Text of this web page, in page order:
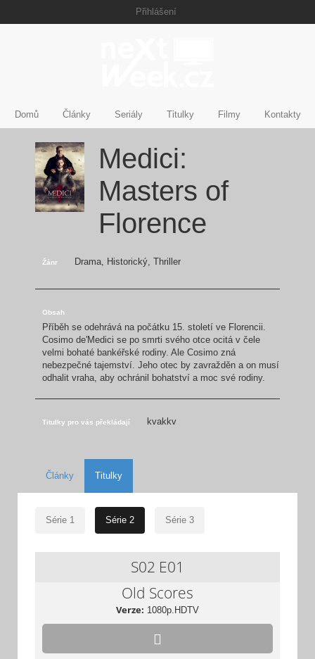
Přihlášení
Domů Články Seriály Titulky Filmy Kontakty
Medici:
Masters of
Florence
Žánr Drama, Historický, Thriller
Obsah
Příběh se odehrává na počátku 15. století ve Florencii.
Cosimo de'Medici se po smrti svého otce ocitá v čele
velmi bohaté bankéřské rodiny. Ale Cosimo zná
nebezpečné tajemství. Jeho otec by zavražděn a on musí
odhalit vraha, aby ochránil bohatství a moc své rodiny.
Titulky pro vás překládají kvakkv
Články Titulky
Série 1 Série 2 Série 3
S02 E01
Old Scores
Verze: 1080p.HDTV